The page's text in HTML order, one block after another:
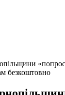
безкоштовно